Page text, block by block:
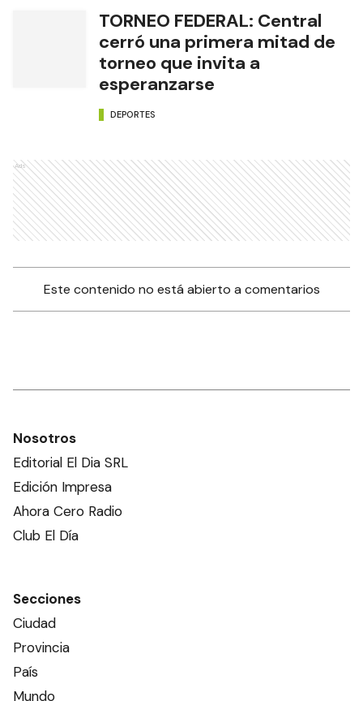
TORNEO FEDERAL: Central
cerró una primera mitad de
torneo que invita a
esperanzarse
DEPORTES
Ads
Este contenido no está abierto a comentarios
Nosotros
Editorial El Dia SRL
Edición Impresa
Ahora Cero Radio
Club El Día
Secciones
Ciudad
Provincia
País
Mundo